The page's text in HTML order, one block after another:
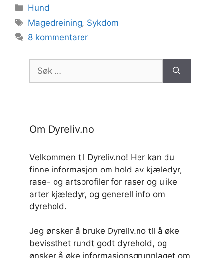
Kategorier
Hund
Stikkord
Magedreining, Sykdom
8 kommentarer
etter:
Om Dyreliv.no
Velkommen til Dyreliv.no! Her kan du
finne informasjon om hold av kjæledyr,
rase- og artsprofiler for raser og ulike
arter kjæledyr, og generell info om
dyrehold.
Jeg ønsker å bruke Dyreliv.no til å øke
bevissthet rundt godt dyrehold, og
ønsker å øke informasjonsgrunnlaget om